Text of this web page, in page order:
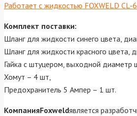
Работает с жидкостью FOXWELD CL-
Комплект поставки:
Шланг для жидкости синего цвета,
Шланг для жидкости красного
Гайка с штуцером, выходной
Хомут – 4 шт,
Предохранитель 5 Ампер – 1 шт.
КомпанияFoxweldявляется